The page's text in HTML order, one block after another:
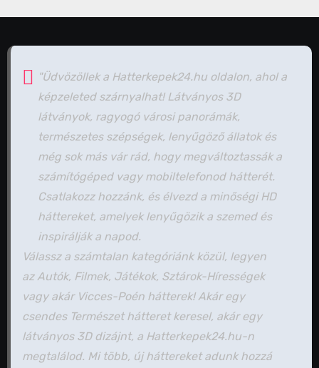
"Üdvözöllek a Hatterkepek24.hu oldalon, ahol a
képzeleted szárnyalhat! Látványos 3D
látványok, ragyogó városi panorámák,
természetes szépségek, lenyűgöző állatok és
még sok más vár rád, hogy megváltoztassák a
számítógéped vagy mobiltelefonod hátterét.
Csatlakozz hozzánk, és élvezd a minőségi HD
háttereket, amelyek lenyűgözik a szemed és
inspirálják a napod.
Válassz a számtalan kategóriánk közül, legyen
az Autók, Filmek, Játékok, Sztárok-Hírességek
vagy akár Vicces-Poén hátterek! Akár egy
csendes Természet hátteret keresel, akár egy
látványos 3D dizájnt, a Hatterkepek24.hu-n
megtalálod. Mi több, új háttereket adunk hozzá